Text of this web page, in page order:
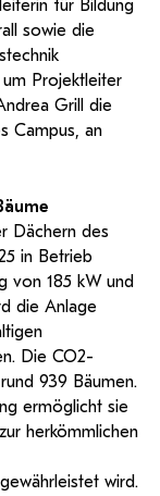
für Bildung
sowie die
Projektleiter
Grill die
Campus, an
Dächern des
in Betrieb
von 185 kW und
die Anlage
Die CO2-
939 Bäumen.
ermöglicht sie
herkömmlichen
wird.
Hilfe
nicht über die
oben